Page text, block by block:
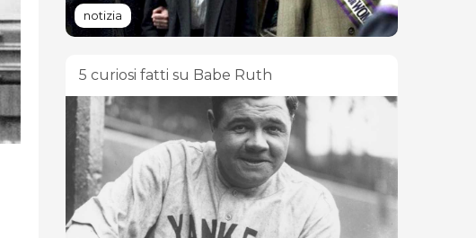
notizia
5 curiosi fatti su Babe Ruth